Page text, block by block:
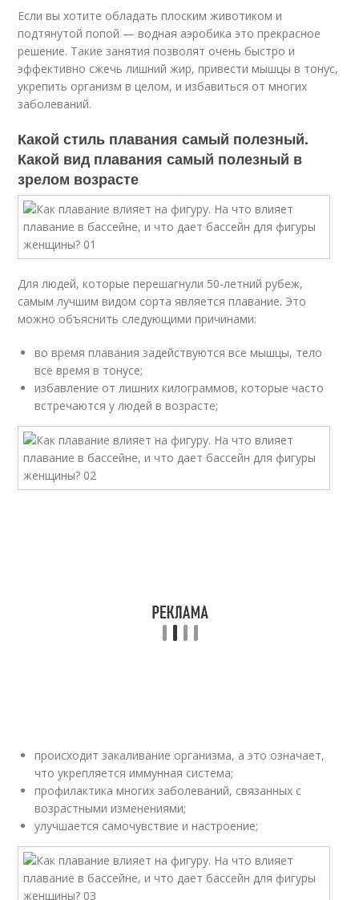
Если вы хотите обладать плоским животиком и
подтянутой попой — водная аэробика это прекрасное
решение. Такие занятия позволят очень быстро и
эффективно сжечь лишний жир, привести мышцы в тонус,
укрепить организм в целом, и избавиться от многих
заболеваний.
Какой стиль плавания самый полезный.
Какой вид плавания самый полезный в
зрелом возрасте
Для людей, которые перешагнули 50-летний рубеж,
самым лучшим видом сорта является плавание. Это
можно объяснить следующими причинами:
во время плавания задействуются все мышцы, тело
всё время в тонусе;
избавление от лишних килограммов, которые часто
встречаются у людей в возрасте;
происходит закаливание организма, а это означает,
что укрепляется иммунная система;
профилактика многих заболеваний, связанных с
возрастными изменениями;
улучшается самочувствие и настроение;